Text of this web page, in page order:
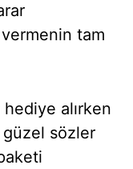
tam
alırken
sözler